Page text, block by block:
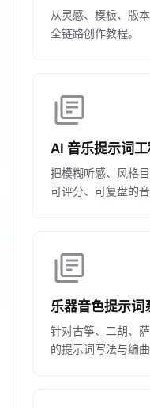
从灵感、模板、版
全链路创作教程。
library_books
AI 音乐提示词
把模糊听感、风格
可评分、可复盘的音
library_books
乐器音色提示词
针对古筝、二胡、
的提示词写法与编曲